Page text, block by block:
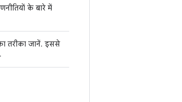
के बारे में
तरीका जानें. इससे